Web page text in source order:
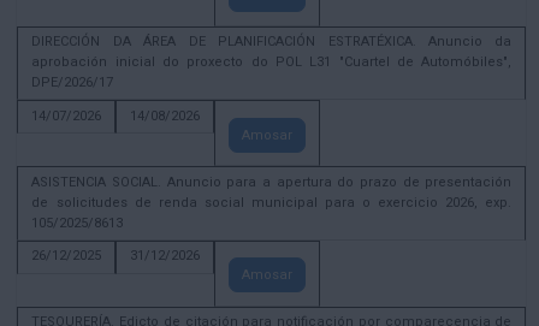
DIRECCIÓN DA ÁREA DE PLANIFICACIÓN ESTRATÉXICA. Anuncio da
aprobación inicial do proxecto do POL L31 "Cuartel de Automóbiles",
DPE/2026/17
14/07/2026
14/08/2026
Amosar
ASISTENCIA SOCIAL. Anuncio para a apertura do prazo de presentación
de solicitudes de renda social municipal para o exercicio 2026, exp.
105/2025/8613
26/12/2025
31/12/2026
Amosar